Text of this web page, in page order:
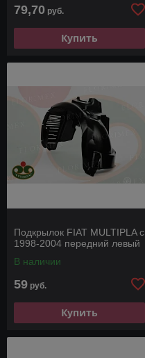
79,70 руб.
Купить
Подкрылок FIAT MULTIPLA с
1998-2004 передний левый
В наличии
59 руб.
Купить